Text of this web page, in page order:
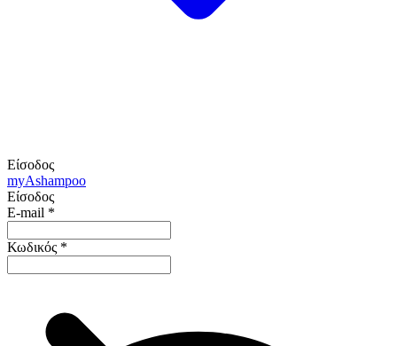
Είσοδος
myAshampoo
Είσοδος
E-mail *
Κωδικός *